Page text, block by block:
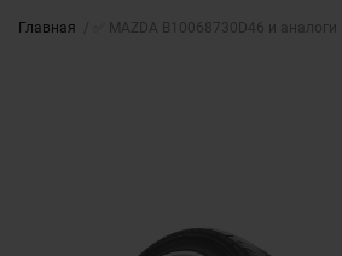
Главная ✅ MAZDA B10068730D46 и аналоги